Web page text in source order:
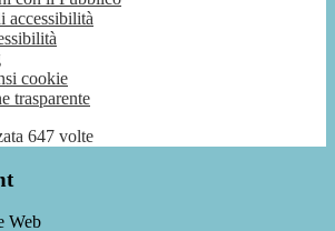
accessibilità
cookie
trasparente
647 volte